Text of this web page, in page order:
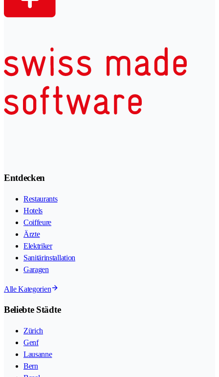
Entdecken
Restaurants
Hotels
Coiffeure
Ärzte
Elektriker
Sanitärinstallation
Garagen
Alle Kategorien
Beliebte Städte
Zürich
Genf
Lausanne
Bern